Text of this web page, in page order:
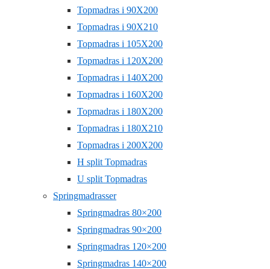
Topmadras i 90X200
Topmadras i 90X210
Topmadras i 105X200
Topmadras i 120X200
Topmadras i 140X200
Topmadras i 160X200
Topmadras i 180X200
Topmadras i 180X210
Topmadras i 200X200
H split Topmadras
U split Topmadras
Springmadrasser
Springmadras 80×200
Springmadras 90×200
Springmadras 120×200
Springmadras 140×200